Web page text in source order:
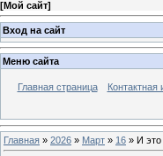
[Мой сайт]
Вход на сайт
Меню сайта
Главная страница
Главная » 2026 » Март » 16 » И это